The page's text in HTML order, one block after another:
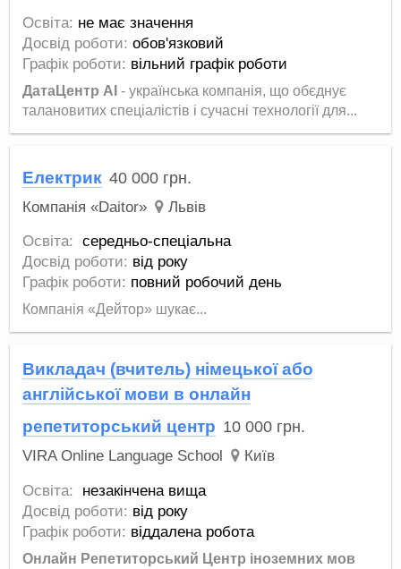
Освіта: не має значення
Досвід роботи: обов'язковий
Графік роботи: вільний графік роботи
ДатаЦентр AI- українська компанія, що обєднує
талановитих спеціалістів і сучасні технології для...
Електрик 40 000 грн.
Компанія «Daitor» Львів
Освіта:
середньо-спеціальна
Досвід роботи: від року
Графік роботи: повний робочий день
Компанія «Дейтор» шукає...
Викладач (вчитель) німецької або
англійської мови в онлайн
репетиторський центр 10 000 грн.
VIRA Online Language School Київ
Освіта:
незакінчена вища
Досвід роботи: від року
Графік роботи: віддалена робота
Онлайн Репетиторський Центр іноземних мов